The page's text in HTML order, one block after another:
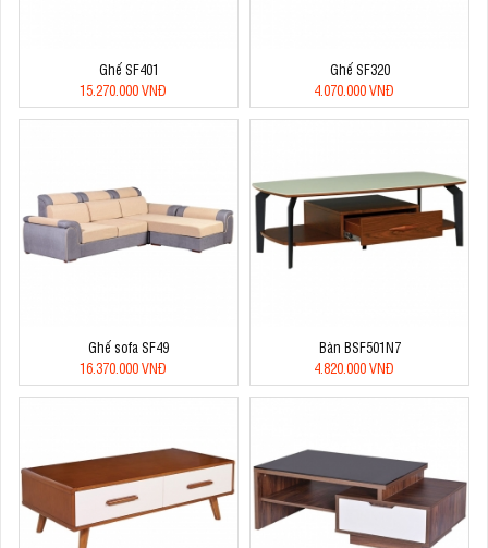
Ghế SF401
15.270.000 VNĐ
Ghế SF320
4.070.000 VNĐ
Ghế sofa SF49
16.370.000 VNĐ
Bàn BSF501N7
4.820.000 VNĐ